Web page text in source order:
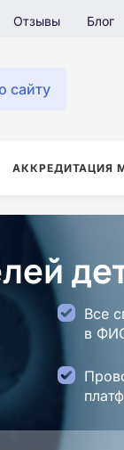
Отзывы Блог
сайту
АККРЕДИТАЦИЯ
Все
в